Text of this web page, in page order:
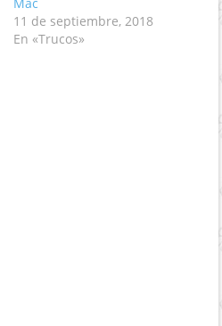
11 de septiembre, 2018
En «Trucos»